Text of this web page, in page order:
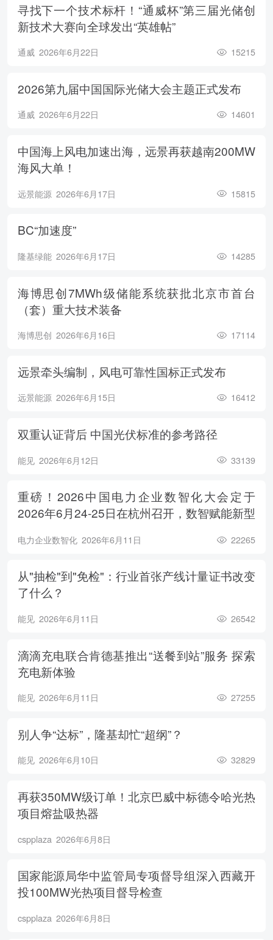
寻找下一个技术标杆！“通威杯”第三届光储创
新技术大赛向全球发出“英雄帖”
通威 2026年6月22日 15215
2026第九届中国国际光储大会主题正式发布
通威 2026年6月22日 14601
中国海上风电加速出海，远景再获越南200MW
海风大单！
远景能源 2026年6月17日 15815
BC“加速度”
隆基绿能 2026年6月17日 14285
海博思创7MWh级储能系统获批北京市首台
（套）重大技术装备
海博思创 2026年6月16日 17114
远景牵头编制，风电可靠性国标正式发布
远景能源 2026年6月15日 16412
双重认证背后 中国光伏标准的参考路径
能见 2026年6月12日 33139
重磅！2026中国电力企业数智化大会定于
2026年6月24-25日在杭州召开，数智赋能新型
电力企业数智化 2026年6月11日 22265
从"抽检"到"免检"：行业首张产线计量证书改变
了什么？
能见 2026年6月11日 26542
滴滴充电联合肯德基推出“送餐到站”服务 探索
充电新体验
能见 2026年6月11日 27255
别人争“达标”，隆基却忙“超纲”？
能见 2026年6月10日 32829
再获350MW级订单！北京巴威中标德令哈光热
项目熔盐吸热器
cspplaza 2026年6月8日
国家能源局华中监管局专项督导组深入西藏开
投100MW光热项目督导检查
cspplaza 2026年6月8日